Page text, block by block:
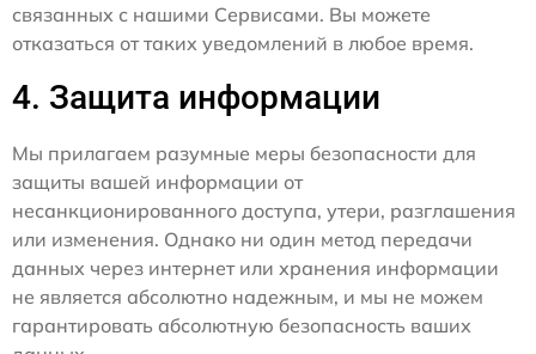
связанных с нашими Сервисами. Вы можете
отказаться от таких уведомлений в любое время.
4. Защита информации
Мы прилагаем разумные меры безопасности для
защиты вашей информации от
несанкционированного доступа, утери, разглашения
или изменения. Однако ни один метод передачи
данных через интернет или хранения информации
не является абсолютно надежным, и мы не можем
гарантировать абсолютную безопасность ваших